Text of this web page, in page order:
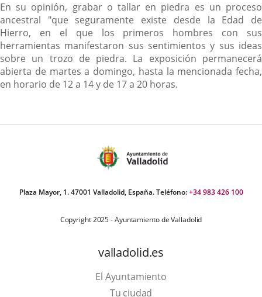
En su opinión, grabar o tallar en piedra es un proceso
ancestral "que seguramente existe desde la Edad de
Hierro, en el que los primeros hombres con sus
herramientas manifestaron sus sentimientos y sus ideas
sobre un trozo de piedra. La exposición permanecerá
abierta de martes a domingo, hasta la mencionada fecha,
en horario de 12 a 14 y de 17 a 20 horas.
Plaza Mayor, 1. 47001 Valladolid, España. Teléfono:+34 983 426 100
Copyright 2025 - Ayuntamiento de Valladolid
valladolid.es
El Ayuntamiento
Tu ciudad